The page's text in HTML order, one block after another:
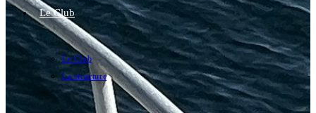
Le Club
Le Club
La structure